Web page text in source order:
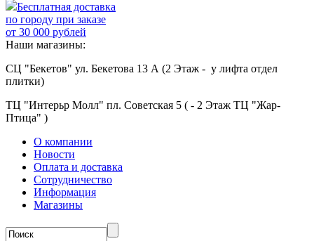
Бесплатная доставка
по городу при заказе
от 30 000 рублей
Наши магазины:
СЦ "Бекетов" ул. Бекетова 13 А (2 Этаж - у лифта отдел
плитки)
ТЦ "Интерьр Молл" пл. Советская 5 ( - 2 Этаж ТЦ "Жар-
Птица" )
О компании
Новости
Оплата и доставка
Сотрудничество
Информация
Магазины